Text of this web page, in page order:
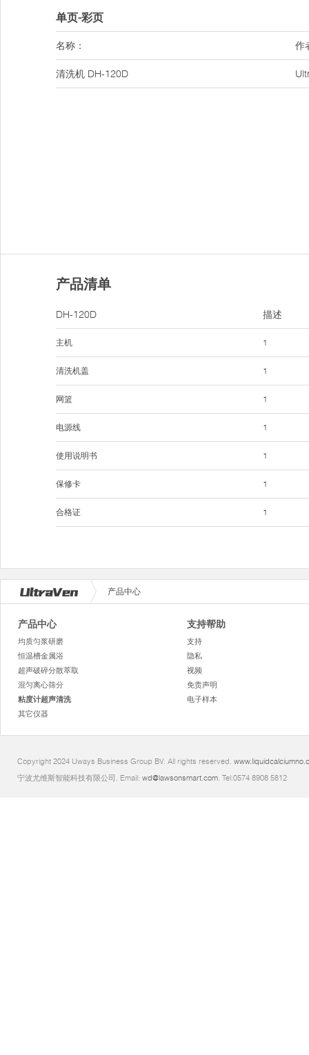
单页-彩页
名称： 作
清洗机 DH-120D
产品清单
DH-120D
主机
清洗机盖
网篮
电源线
使用说明书
保修卡
合格证
描述
1
1
1
1
1
1
1
产品中心
产品中心
均质匀浆研磨
恒温槽金属浴
超声破碎分散萃取
混匀离心筛分
粘度计超声清洗
其它仪器
支持帮助
支持
隐私
视频
免责声明
电子样本
Copyright 2024 Uways Business Group BV. All rights reserved.
宁波尤维斯智能科技有限公司. Email: wd@lawsonsmart.com. Tel:0574 8908 5812